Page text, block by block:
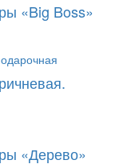
«Big Boss»
«Дерево»